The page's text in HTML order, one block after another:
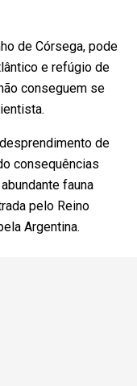
de Córsega, pode
e refúgio de
conseguem se
de
consequências
fauna
pelo Reino
Argentina.